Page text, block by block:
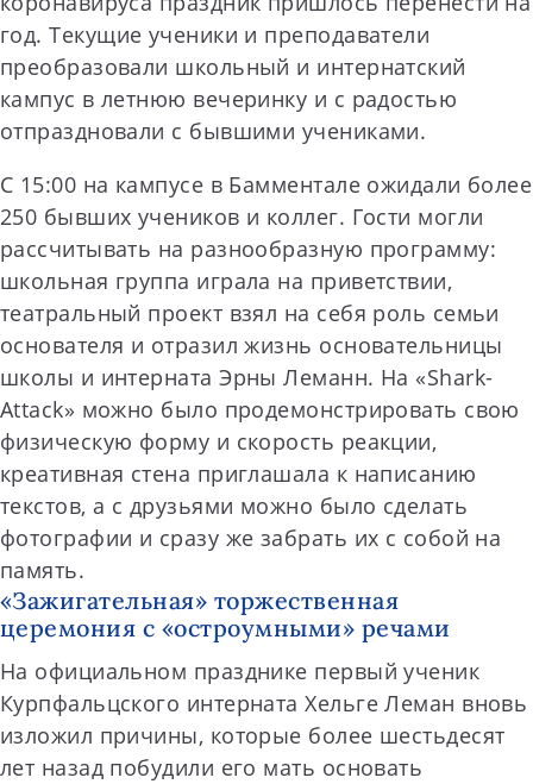
год. Текущие ученики и преподаватели
преобразовали школьный и интернатский
кампус в летнюю вечеринку и с радостью
отпраздновали с бывшими учениками.
С 15:00 на кампусе в Бамментале ожидали более
250 бывших учеников и коллег. Гости могли
рассчитывать на разнообразную программу:
школьная группа играла на приветствии,
театральный проект взял на себя роль семьи
основателя и отразил жизнь основательницы
школы и интерната Эрны Леманн. На «Shark-
Attack» можно было продемонстрировать свою
физическую форму и скорость реакции,
креативная стена приглашала к написанию
текстов, а с друзьями можно было сделать
фотографии и сразу же забрать их с собой на
память.
«Зажигательная» торжественная
церемония с «остроумными» речами
На официальном празднике первый ученик
Курпфальцского интерната Хельге Леман вновь
изложил причины, которые более шестьдесят
лет назад побудили его мать основать